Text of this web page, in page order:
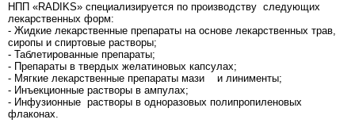
НПП «RADIKS» специализируется по производству следующих
лекарственных форм:
- Жидкие лекарственные препараты на основе лекарственных трав,
сиропы и спиртовые растворы;
- Таблетированные препараты;
- Препараты в твердых желатиновых капсулах;
- Мягкие лекарственные препараты мази и линименты;
- Инъекционные растворы в ампулах;
- Инфузионные растворы в одноразовых полипропиленовых
флаконах.